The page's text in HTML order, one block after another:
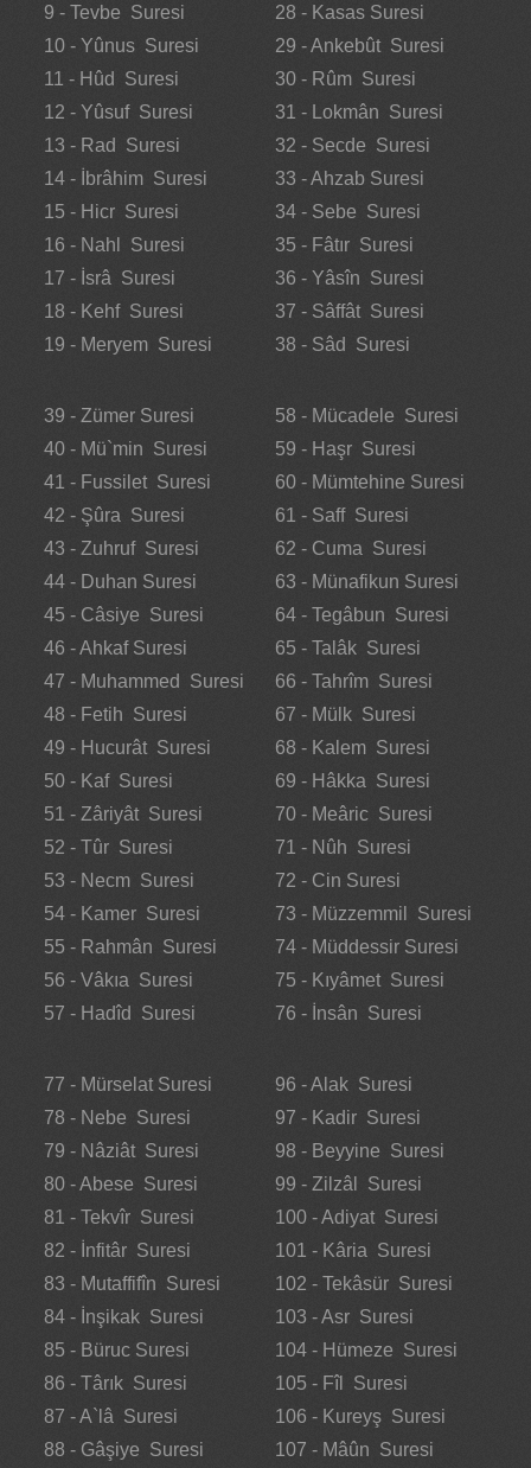
9 - Tevbe Suresi
10 - Yûnus Suresi
11 - Hûd Suresi
12 - Yûsuf Suresi
13 - Rad Suresi
14 - İbrâhim Suresi
15 - Hicr Suresi
16 - Nahl Suresi
17 - İsrâ Suresi
18 - Kehf Suresi
19 - Meryem Suresi
28 - Kasas Suresi
29 - Ankebût Suresi
30 - Rûm Suresi
31 - Lokmân Suresi
32 - Secde Suresi
33 - Ahzab Suresi
34 - Sebe Suresi
35 - Fâtır Suresi
36 - Yâsîn Suresi
37 - Sâffât Suresi
38 - Sâd Suresi
39 - Zümer Suresi
40 - Mü`min Suresi
41 - Fussilet Suresi
42 - Şûra Suresi
43 - Zuhruf Suresi
44 - Duhan Suresi
45 - Câsiye Suresi
46 - Ahkaf Suresi
47 - Muhammed Suresi
48 - Fetih Suresi
49 - Hucurât Suresi
50 - Kaf Suresi
51 - Zâriyât Suresi
52 - Tûr Suresi
53 - Necm Suresi
54 - Kamer Suresi
55 - Rahmân Suresi
56 - Vâkıa Suresi
57 - Hadîd Suresi
58 - Mücadele Suresi
59 - Haşr Suresi
60 - Mümtehine Suresi
61 - Saff Suresi
62 - Cuma Suresi
63 - Münafikun Suresi
64 - Tegâbun Suresi
65 - Talâk Suresi
66 - Tahrîm Suresi
67 - Mülk Suresi
68 - Kalem Suresi
69 - Hâkka Suresi
70 - Meâric Suresi
71 - Nûh Suresi
72 - Cin Suresi
73 - Müzzemmil Suresi
74 - Müddessir Suresi
75 - Kıyâmet Suresi
76 - İnsân Suresi
77 - Mürselat Suresi
78 - Nebe Suresi
79 - Nâziât Suresi
80 - Abese Suresi
81 - Tekvîr Suresi
82 - İnfitâr Suresi
83 - Mutaffifîn Suresi
84 - İnşikak Suresi
85 - Büruc Suresi
86 - Târık Suresi
87 - A`lâ Suresi
88 - Gâşiye Suresi
96 - Alak Suresi
97 - Kadir Suresi
98 - Beyyine Suresi
99 - Zilzâl Suresi
100 - Adiyat Suresi
101 - Kâria Suresi
102 - Tekâsür Suresi
103 - Asr Suresi
104 - Hümeze Suresi
105 - Fîl Suresi
106 - Kureyş Suresi
107 - Mâûn Suresi